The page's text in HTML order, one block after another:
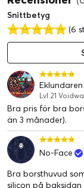
Testade för
Alla Philips
a mot tänder
rsthuvud på
nastående
Snittbetyg
(6
Eklundaren
Lvl 21
Bra pris för bra
än 3 månader).
No-Face
Bra borsthuvud
silicon på